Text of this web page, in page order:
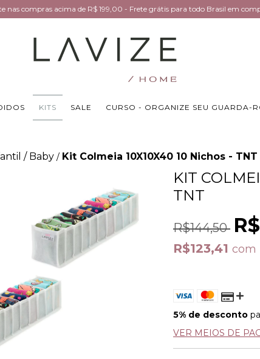
nas compras acima de R$ 199,00 - Frete grátis para todo Brasil em
KITS SALE CURSO - ORGANIZE SEU GUARDA-
/ Baby / Kit Colmeia 10X10X40 10 Nichos - TNT
KIT
TNT
R$144,50
R$123,41com
5% de desconto
VER MEIOS DE